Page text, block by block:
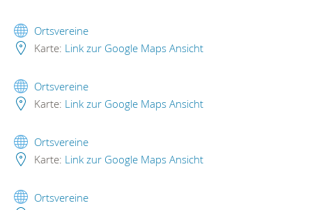
Ortsvereine
Karte: Link zur Google Maps Ansicht
Ortsvereine
Karte: Link zur Google Maps Ansicht
Ortsvereine
Karte: Link zur Google Maps Ansicht
Ortsvereine